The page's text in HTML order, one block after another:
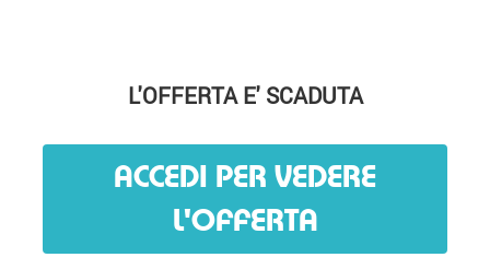
L'OFFERTA E' SCADUTA
ACCEDI PER VEDERE
L'OFFERTA